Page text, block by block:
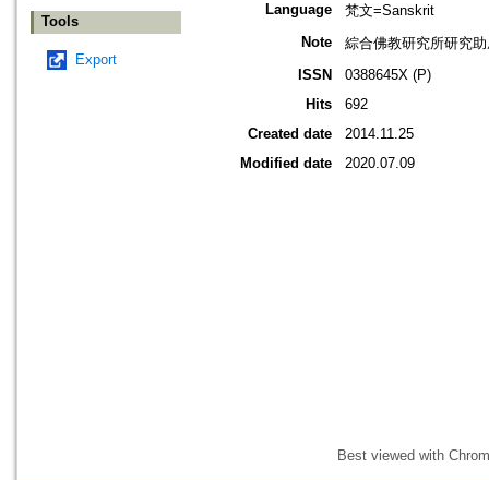
Tools
Export
Language
梵文=Sanskrit
Note
綜合佛教研究所研究
ISSN
0388645X (P)
Hits
692
Created date
2014.11.25
Modified date
2020.07.09
Best viewed with